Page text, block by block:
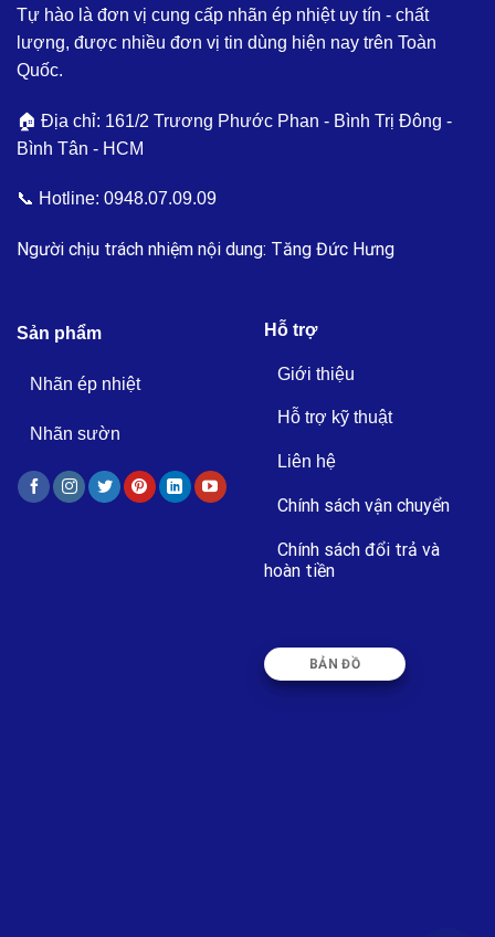
Tự hào là đơn vị cung cấp nhãn ép nhiệt uy tín - chất
lượng, được nhiều đơn vị tin dùng hiện nay trên Toàn
Quốc.
🏠 Địa chỉ: 161/2 Trương Phước Phan - Bình Trị Đông -
Bình Tân - HCM
📞 Hotline: 0948.07.09.09
Người chịu trách nhiệm nội dung: Tăng Đức Hưng
Sản phẩm
Nhãn ép nhiệt
Nhãn sườn
Hỗ trợ
Giới thiệu
Hỗ trợ kỹ thuật
Liên hệ
Chính sách vận chuyển
Chính sách đổi trả và
hoàn tiền
BẢN ĐỒ